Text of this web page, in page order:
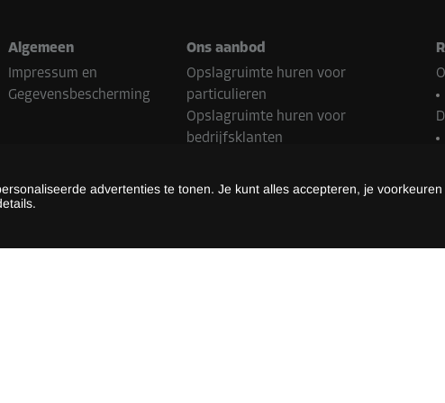
advertenties te tonen. Je kunt alles accepteren, je
Vanaf
35,09 EUR/maand
Algemeen
Impressum en
Gegevensbescherming
Ons aanbod
Opslagruimte huren voor
particulieren
Opslagruimte huren voor
bedrijfsklanten
Onroerend goed Contact